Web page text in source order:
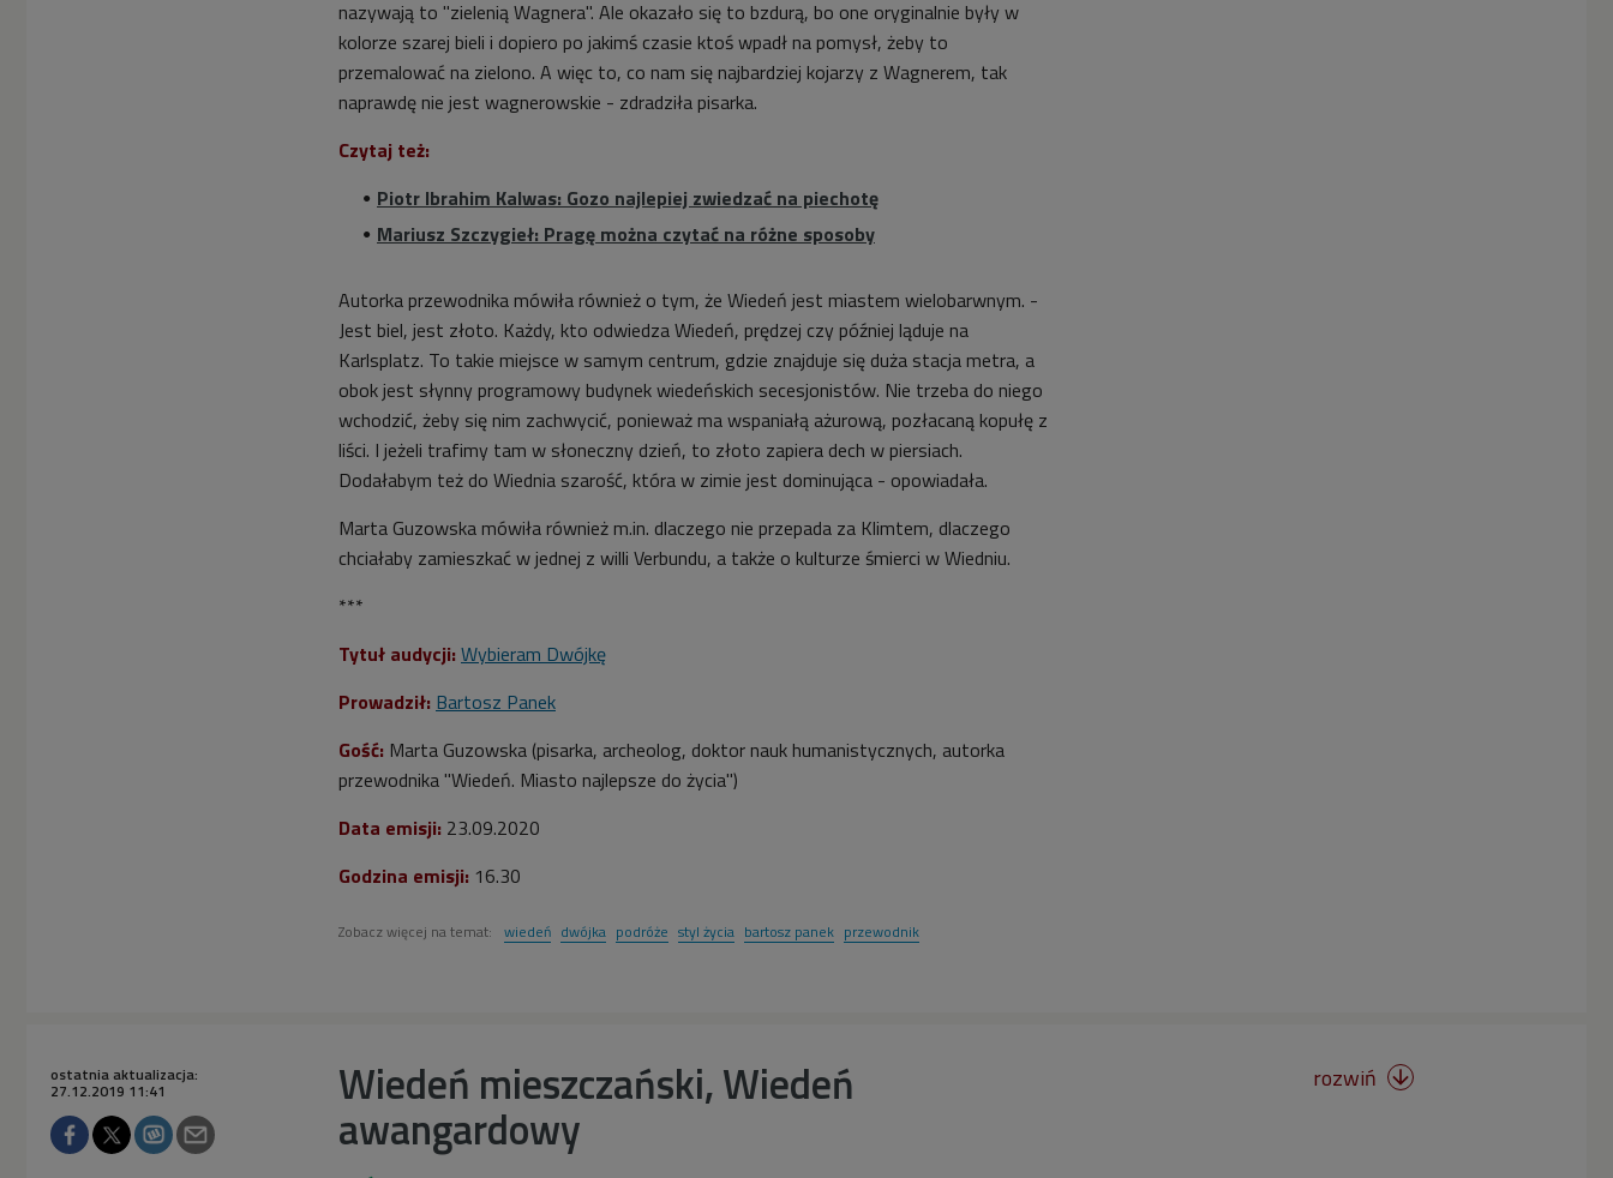
nazywają to "zielenią Wagnera". Ale okazało się to bzdurą, bo one oryginalnie były w
kolorze szarej bieli i dopiero po jakimś czasie ktoś wpadł na pomysł, żeby to
przemalować na zielono. A więc to, co nam się najbardziej kojarzy z Wagnerem, tak
naprawdę nie jest wagnerowskie - zdradziła pisarka.
Czytaj też:
Piotr Ibrahim Kalwas: Gozo najlepiej zwiedzać na piechotę
Mariusz Szczygieł: Pragę można czytać na różne sposoby
Autorka przewodnika mówiła również o tym, że Wiedeń jest miastem wielobarwnym. -
Jest biel, jest złoto. Każdy, kto odwiedza Wiedeń, prędzej czy później ląduje na
Karlsplatz. To takie miejsce w samym centrum, gdzie znajduje się duża stacja metra, a
obok jest słynny programowy budynek wiedeńskich secesjonistów. Nie trzeba do niego
wchodzić, żeby się nim zachwycić, ponieważ ma wspaniałą ażurową, pozłacaną kopułę z
liści. I jeżeli trafimy tam w słoneczny dzień, to złoto zapiera dech w piersiach.
Dodałabym też do Wiednia szarość, która w zimie jest dominująca - opowiadała.
Marta Guzowska mówiła również m.in. dlaczego nie przepada za Klimtem, dlaczego
chciałaby zamieszkać w jednej z willi Verbundu, a także o kulturze śmierci w Wiedniu.
***
Tytuł audycji: Wybieram Dwójkę
Prowadził: Bartosz Panek
Gość: Marta Guzowska (pisarka, archeolog, doktor nauk humanistycznych, autorka
przewodnika "Wiedeń. Miasto najlepsze do życia")
Data emisji: 23.09.2020
Godzina emisji: 16.30
Zobacz więcej na temat: wiedeń dwójka podróże styl życia bartosz panek przewodnik
Wiedeń mieszczański, Wiedeń
awangardowy
ostatnia aktualizacja:
27.12.2019 11:41 rozwiń 